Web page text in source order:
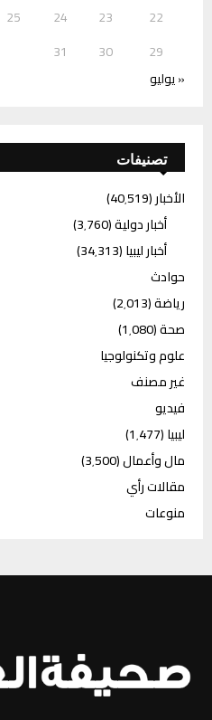
22
23
24
25
29
30
31
« يوليو
تصنيفات
الأخبار(40٬519)
أخبار دولية(3٬760)
أخبار ليبيا(34٬313)
حوادث
رياضة(2٬013)
صحة(1٬080)
علوم وتكنولوجيا
غير مصنف
فيديو
ليبيا(1٬477)
مال وأعمال(3٬500)
مقالات رأي
منوعات